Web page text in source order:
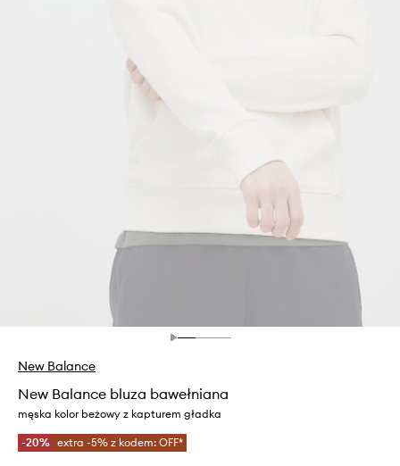
New Balance
New Balance bluza bawełniana
męska kolor beżowy z kapturem gładka
-20% extra -5% z kodem: OFF*